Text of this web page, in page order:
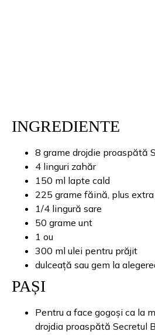
INGREDIENTE
8 grame drojdie proaspătă
4 linguri zahăr
150 ml lapte cald
225 grame făină, plus
1/4 lingură sare
50 grame unt
1 ou
300 ml ulei pentru prăjit
dulceață sau gem la
PAȘI
Pentru a face gogoși ca la
drojdia proaspătă Secretul